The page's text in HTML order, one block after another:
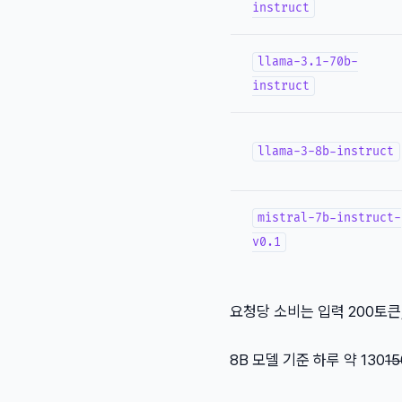
instruct
llama-3.1-70b-
instruct
llama-3-8b-instruct
mistral-7b-instruct-
v0.1
요청당 소비는 입력 200토
8B 모델 기준 하루 약 130